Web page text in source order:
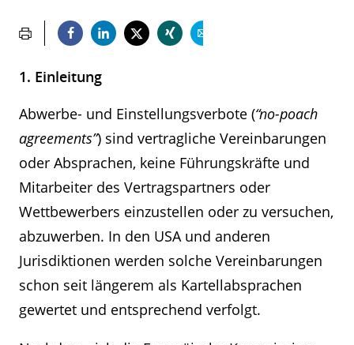
1. Einleitung
Abwerbe- und Einstellungsverbote (“no-poach
agreements”) sind vertragliche Vereinbarungen
oder Absprachen, keine Führungskräfte und
Mitarbeiter des Vertragspartners oder
Wettbewerbers einzustellen oder zu versuchen,
abzuwerben. In den USA und anderen
Jurisdiktionen werden solche Vereinbarungen
schon seit längerem als Kartellabsprachen
gewertet und entsprechend verfolgt.